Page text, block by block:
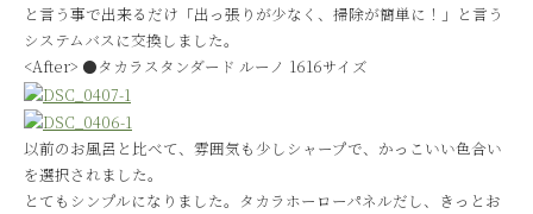
と言う事で出来るだけ「出っ張りが少なく、掃除が簡単に！」と言う
システムバスに交換しました。
<After> ●タカラスタンダード ルーノ 1616サイズ
以前のお風呂と比べて、雰囲気も少しシャープで、かっこいい色合い
を選択されました。
とてもシンプルになりました。タカラホーローパネルだし、きっとお